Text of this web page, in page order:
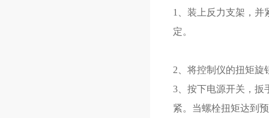
1、装上反力支架，并
定。
2、将控制仪的扭矩旋
3、按下电源开关，扳
紧。当螺栓扭矩达到